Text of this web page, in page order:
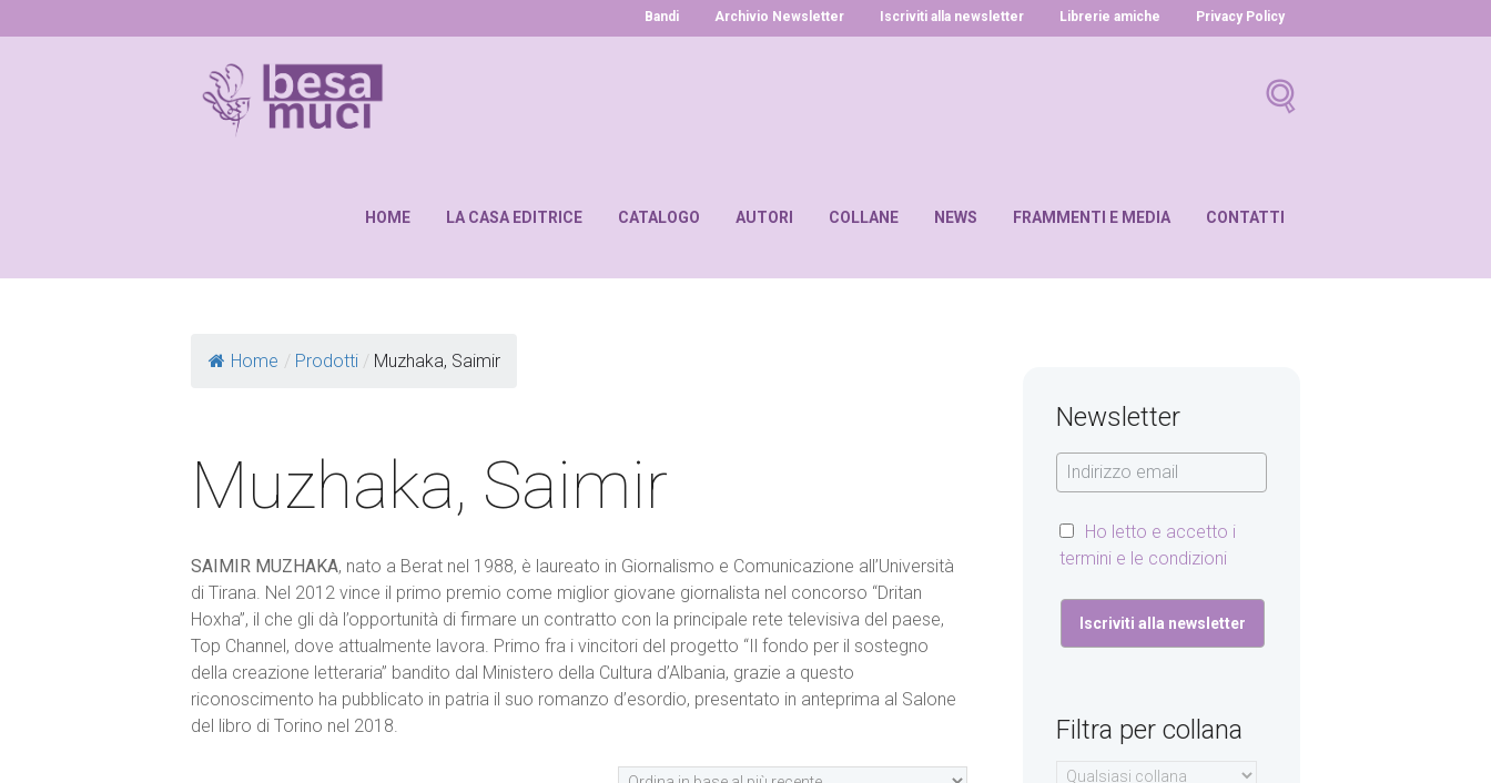
Bandi Archivio Newsletter Iscriviti alla newsletter Librerie amiche Privacy Policy
HOME LA CASA EDITRICE CATALOGO AUTORI COLLANE NEWS FRAMMENTI E MEDIA CONTATTI
Home / Prodotti / Muzhaka, Saimir
Muzhaka, Saimir
SAIMIR MUZHAKA, nato a Berat nel 1988, è laureato in Giornalismo e Comunicazione all’Università
di Tirana. Nel 2012 vince il primo premio come miglior giovane giornalista nel concorso “Dritan
Hoxha”, il che gli dà l’opportunità di firmare un contratto con la principale rete televisiva del paese,
Top Channel, dove attualmente lavora. Primo fra i vincitori del progetto “Il fondo per il sostegno
della creazione letteraria” bandito dal Ministero della Cultura d’Albania, grazie a questo
riconoscimento ha pubblicato in patria il suo romanzo d’esordio, presentato in anteprima al Salone
del libro di Torino nel 2018.
Newsletter
Ho letto e accetto i
termini e le condizioni
Filtra per collana